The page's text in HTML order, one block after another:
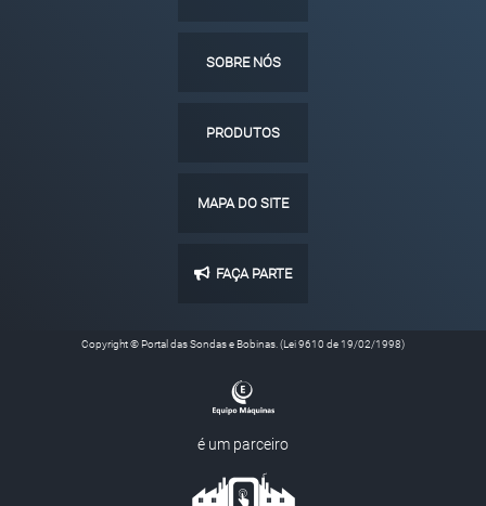
SOBRE NÓS
PRODUTOS
MAPA DO SITE
FAÇA PARTE
Copyright © Portal das Sondas e Bobinas. (Lei 9610 de 19/02/1998)
é um parceiro